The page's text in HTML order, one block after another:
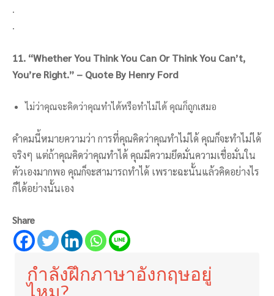
.
.
11. “Whether You Think You Can Or Think You Can’t,
You’re Right.” – Quote By Henry Ford
ไม่ว่าคุณจะคิดว่าคุณทำได้หรือทำไม่ได้ คุณก็ถูกเสมอ
คำคมนี้หมายความว่า การที่คุณคิดว่าคุณทำไม่ได้ คุณก็จะทำไม่ได้
จริงๆ แต่ถ้าคุณคิดว่าคุณทำได้ คุณมีความยึดมั่นความเชื่อมั่นใน
ตัวเองมากพอ คุณก็จะสามารถทำได้ เพราะฉะนั้นแล้วคิดอย่างไร
ก็ได้อย่างนั้นเอง
Share
กำลังฝึกภาษาอังกฤษอยู่